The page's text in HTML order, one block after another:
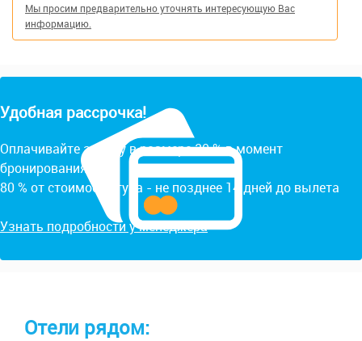
Мы просим предварительно уточнять интересующую Вас
информацию.
Удобная рассрочка!
Оплачивайте заявку в размере 20 % в момент
бронирования.
80 % от стоимости тура - не позднее 14 дней до вылета
Узнать подробности у менеджера
Отели рядом: